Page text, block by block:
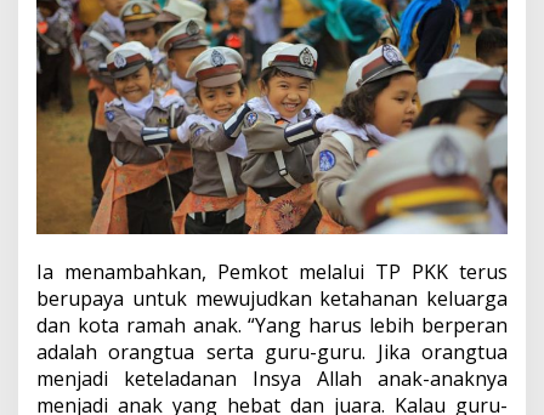
Ia menambahkan, Pemkot melalui TP PKK terus
berupaya untuk mewujudkan ketahanan keluarga
dan kota ramah anak. “Yang harus lebih berperan
adalah orangtua serta guru-guru. Jika orangtua
menjadi keteladanan Insya Allah anak-anaknya
menjadi anak yang hebat dan juara. Kalau guru-